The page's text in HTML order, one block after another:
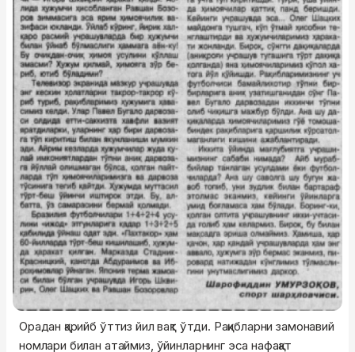
Орадан қарийб ўттиз йил вақт ўтди. Рақибларни замонавий
номлари билан атаймиз, ўйинларнинг эса нафақат